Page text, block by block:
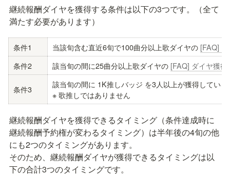
継続報酬ダイヤを獲得する条件は以下の3つです。（全て
満たす必要があります）
条件1 当該旬含む直近6旬で100曲分以上歌ダイヤの [FAQ]
条件2
該当旬の間に25曲分以上歌ダイヤの [FAQ] ダイヤ獲得
条件3
該当旬の間に 1K推しバッジ を3人以上が獲得している
※ 歌推しではありません
継続報酬ダイヤを獲得できるタイミング（条件達成時に
継続報酬予約権が変わるタイミング）は半年後の4旬の他
にも2つのタイミングがあります。
そのため、継続報酬ダイヤが獲得できるタイミングは以
下の合計3つのタイミングです。